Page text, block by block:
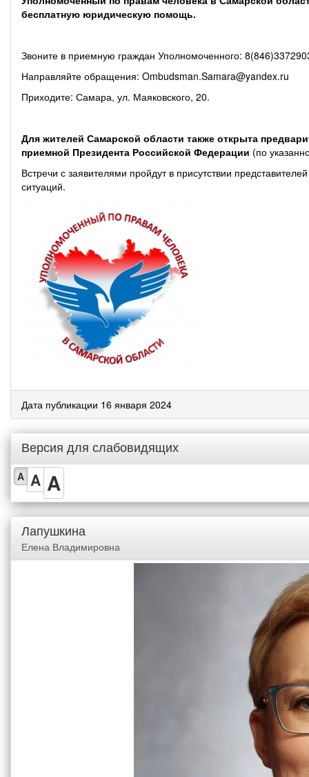
бесплатную юридическую помощь.
Звоните в приемную граждан Уполномоченного:
Направляйте обращения: Ombudsman.Samara@yandex.ru
Приходите: Самара, ул. Маяковского, 20.
Для жителей Самарской области также открыта
приемной Президента Российской Федерации (по
Встречи с заявителями пройдут в присутствии
ситуаций.
Дата публикации 16 января 2024
Версия для слабовидящих
A A A
Лапушкина
Елена Владимировна